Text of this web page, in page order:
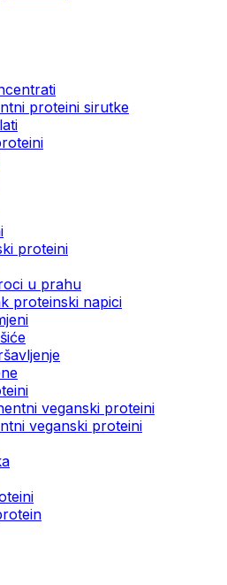
proteini sirutke
proteini
u prahu
proteinski napici
veganski proteini
veganski proteini